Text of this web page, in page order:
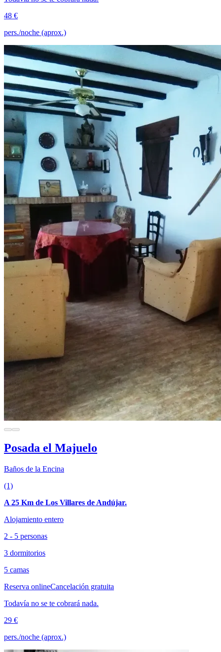
48 €
pers./noche (aprox.)
Posada el Majuelo
Baños de la Encina
(1)
A 25 Km de Los Villares de Andújar.
Alojamiento entero
2 - 5 personas
3 dormitorios
5 camas
Reserva onlineCancelación gratuita
Todavía no se te cobrará nada.
29 €
pers./noche (aprox.)